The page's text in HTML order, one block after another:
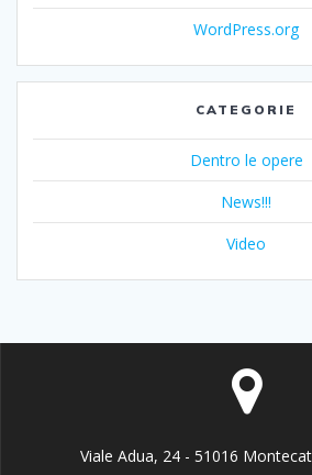
WordPress.org
CATEGORIE
Dentro le opere
News!!!
Video
Viale Adua, 24 - 51016